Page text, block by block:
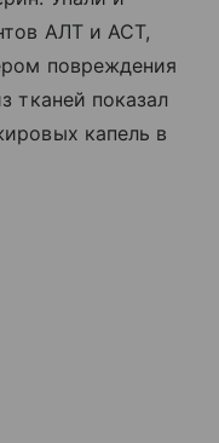
АЛТ и АСТ,
повреждения
тканей показал
капель в